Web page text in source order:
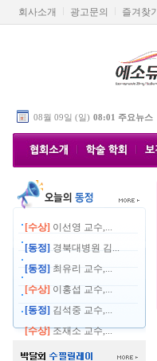
회사소개 광고문의 즐겨찾기
08월 09일 (일) 08:01 주요뉴스
[수상] 이선영 교수,...
[동정] 경북대병원 김...
[동정] 최유리 교수,...
[수상] 이홍섭 교수,...
[동정] 김석중 교수,...
[수상]조재소 교수,...